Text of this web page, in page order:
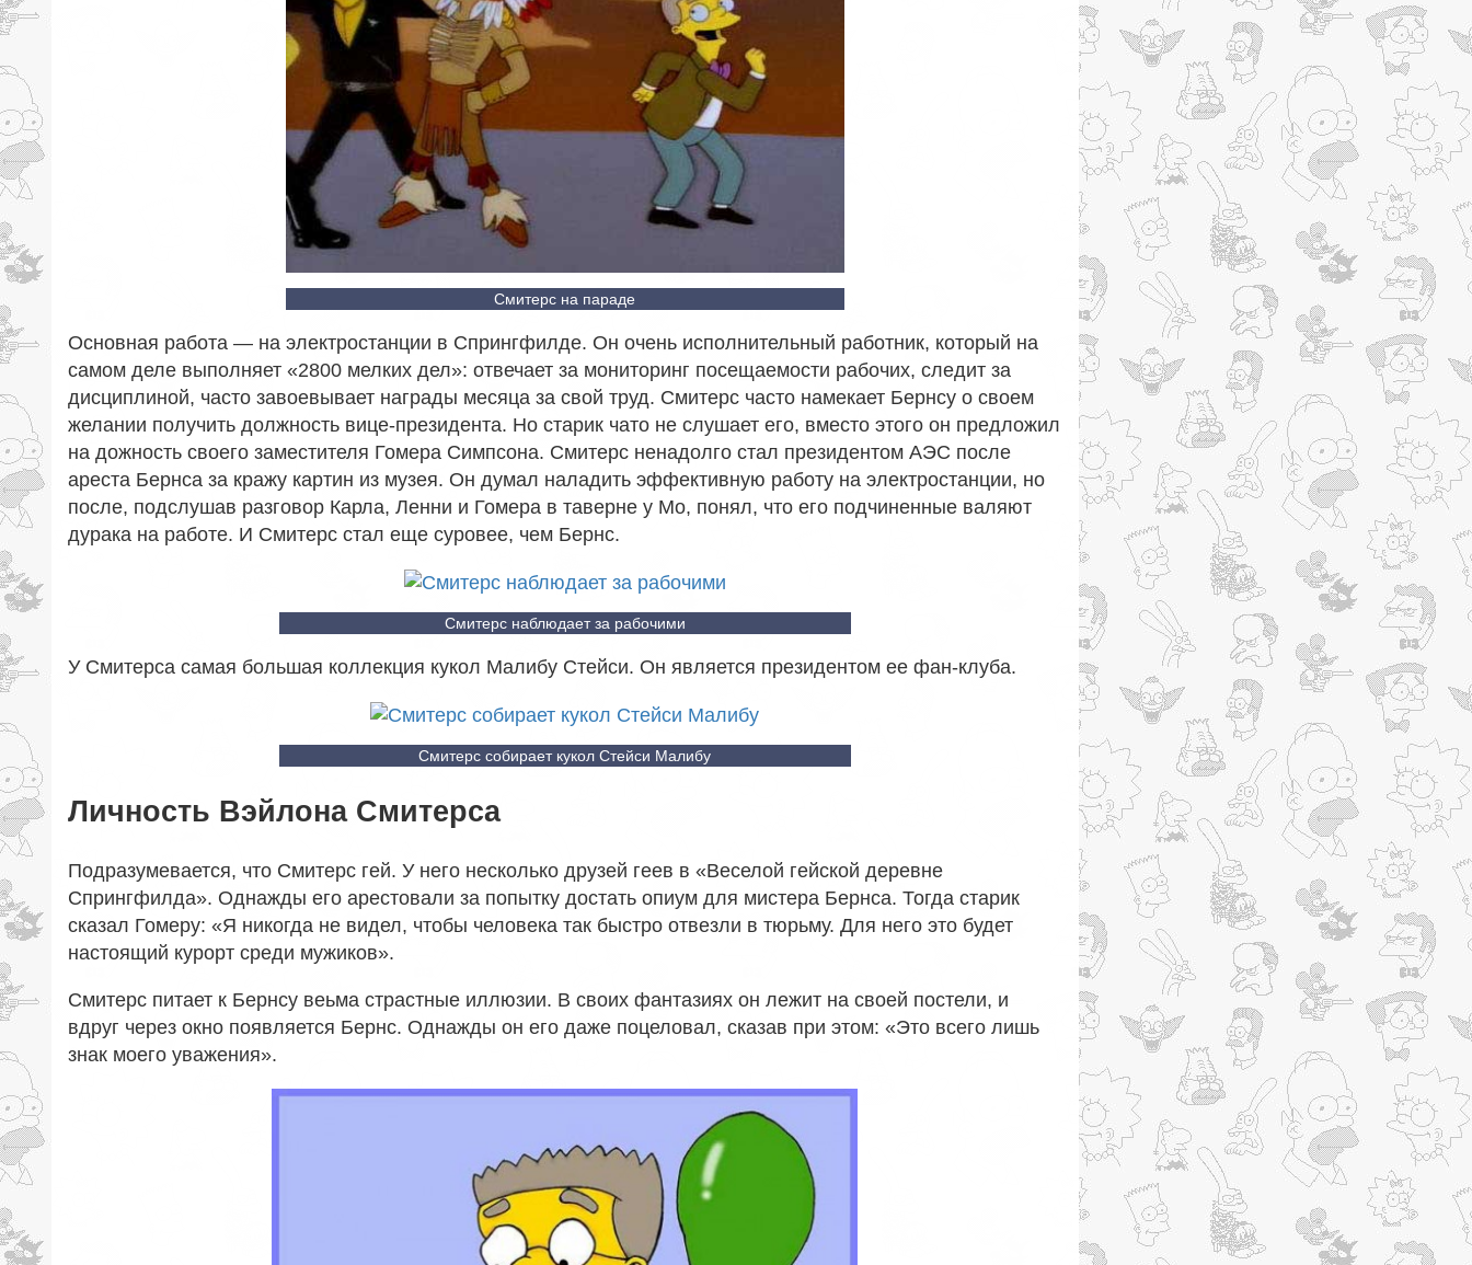
Смитерс на параде
Основная работа — на электростанции в Спрингфилде. Он очень исполнительный работник, который на
самом деле выполняет «2800 мелких дел»: отвечает за мониторинг посещаемости рабочих, следит за
дисциплиной, часто завоевывает награды месяца за свой труд. Смитерс часто намекает Бернсу о своем
желании получить должность вице-президента. Но старик чато не слушает его, вместо этого он предложил
на дожность своего заместителя Гомера Симпсона. Смитерс ненадолго стал президентом АЭС после
ареста Бернса за кражу картин из музея. Он думал наладить эффективную работу на электростанции, но
после, подслушав разговор Карла, Ленни и Гомера в таверне у Мо, понял, что его подчиненные валяют
дурака на работе. И Смитерс стал еще суровее, чем Бернс.
Смитерс наблюдает за рабочими
У Смитерса самая большая коллекция кукол Малибу Стейси. Он является президентом ее фан-клуба.
Смитерс собирает кукол Стейси Малибу
Личность Вэйлона Смитерса
Подразумевается, что Смитерс гей. У него несколько друзей геев в «Веселой гейской деревне
Спрингфилда». Однажды его арестовали за попытку достать опиум для мистера Бернса. Тогда старик
сказал Гомеру: «Я никогда не видел, чтобы человека так быстро отвезли в тюрьму. Для него это будет
настоящий курорт среди мужиков».
Смитерс питает к Бернсу веьма страстные иллюзии. В своих фантазиях он лежит на своей постели, и
вдруг через окно появляется Бернс. Однажды он его даже поцеловал, сказав при этом: «Это всего лишь
знак моего уважения».